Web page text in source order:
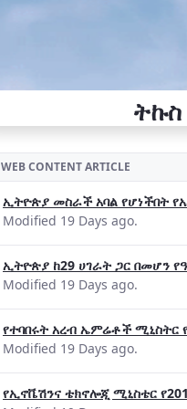
ትኩስ
WEB CONTENT ARTICLE
ኢትዮጵያ መስራች አባል የሆነችበት
Modified 19 Days ago.
ኢትዮጵያ ከ29 ሀገራት ጋር በመሆን
Modified 19 Days ago.
የተባበሩት አረብ ኤምሬቶች
Modified 19 Days ago.
የኢኖቬሽንና ቴክኖሎጂ ሚኒስቴር